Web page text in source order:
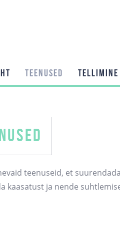
TEENUSED TELLIMINE
teenuseid, et
kaasatust ja nende